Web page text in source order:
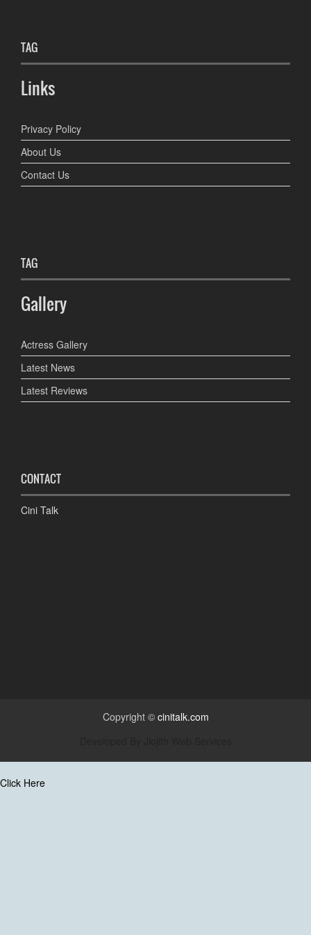
TAG
Links
Privacy Policy
About Us
Contact Us
TAG
Gallery
Actress Gallery
Latest News
Latest Reviews
CONTACT
Cini Talk
Copyright © cinitalk.com
Click Here